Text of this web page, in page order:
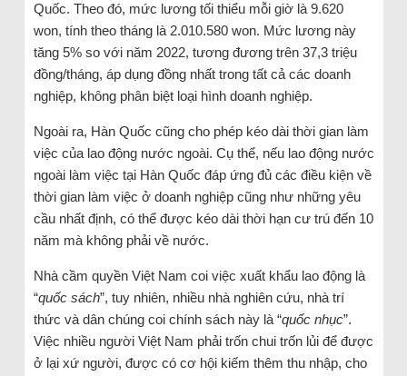
Quốc. Theo đó, mức lương tối thiểu mỗi giờ là 9.620
won, tính theo tháng là 2.010.580 won. Mức lương này
tăng 5% so với năm 2022, tương đương trên 37,3 triệu
đồng/tháng, áp dụng đồng nhất trong tất cả các doanh
nghiệp, không phân biệt loại hình doanh nghiệp.
Ngoài ra, Hàn Quốc cũng cho phép kéo dài thời gian làm
việc của lao động nước ngoài. Cụ thể, nếu lao động nước
ngoài làm việc tại Hàn Quốc đáp ứng đủ các điều kiện về
thời gian làm việc ở doanh nghiệp cũng như những yêu
cầu nhất định, có thể được kéo dài thời hạn cư trú đến 10
năm mà không phải về nước.
Nhà cầm quyền Việt Nam coi việc xuất khẩu lao động là
“quốc sách”, tuy nhiên, nhiều nhà nghiên cứu, nhà trí
thức và dân chúng coi chính sách này là “quốc nhục”.
Việc nhiều người Việt Nam phải trốn chui trốn lủi để được
ở lại xứ người, được có cơ hội kiếm thêm thu nhập, cho